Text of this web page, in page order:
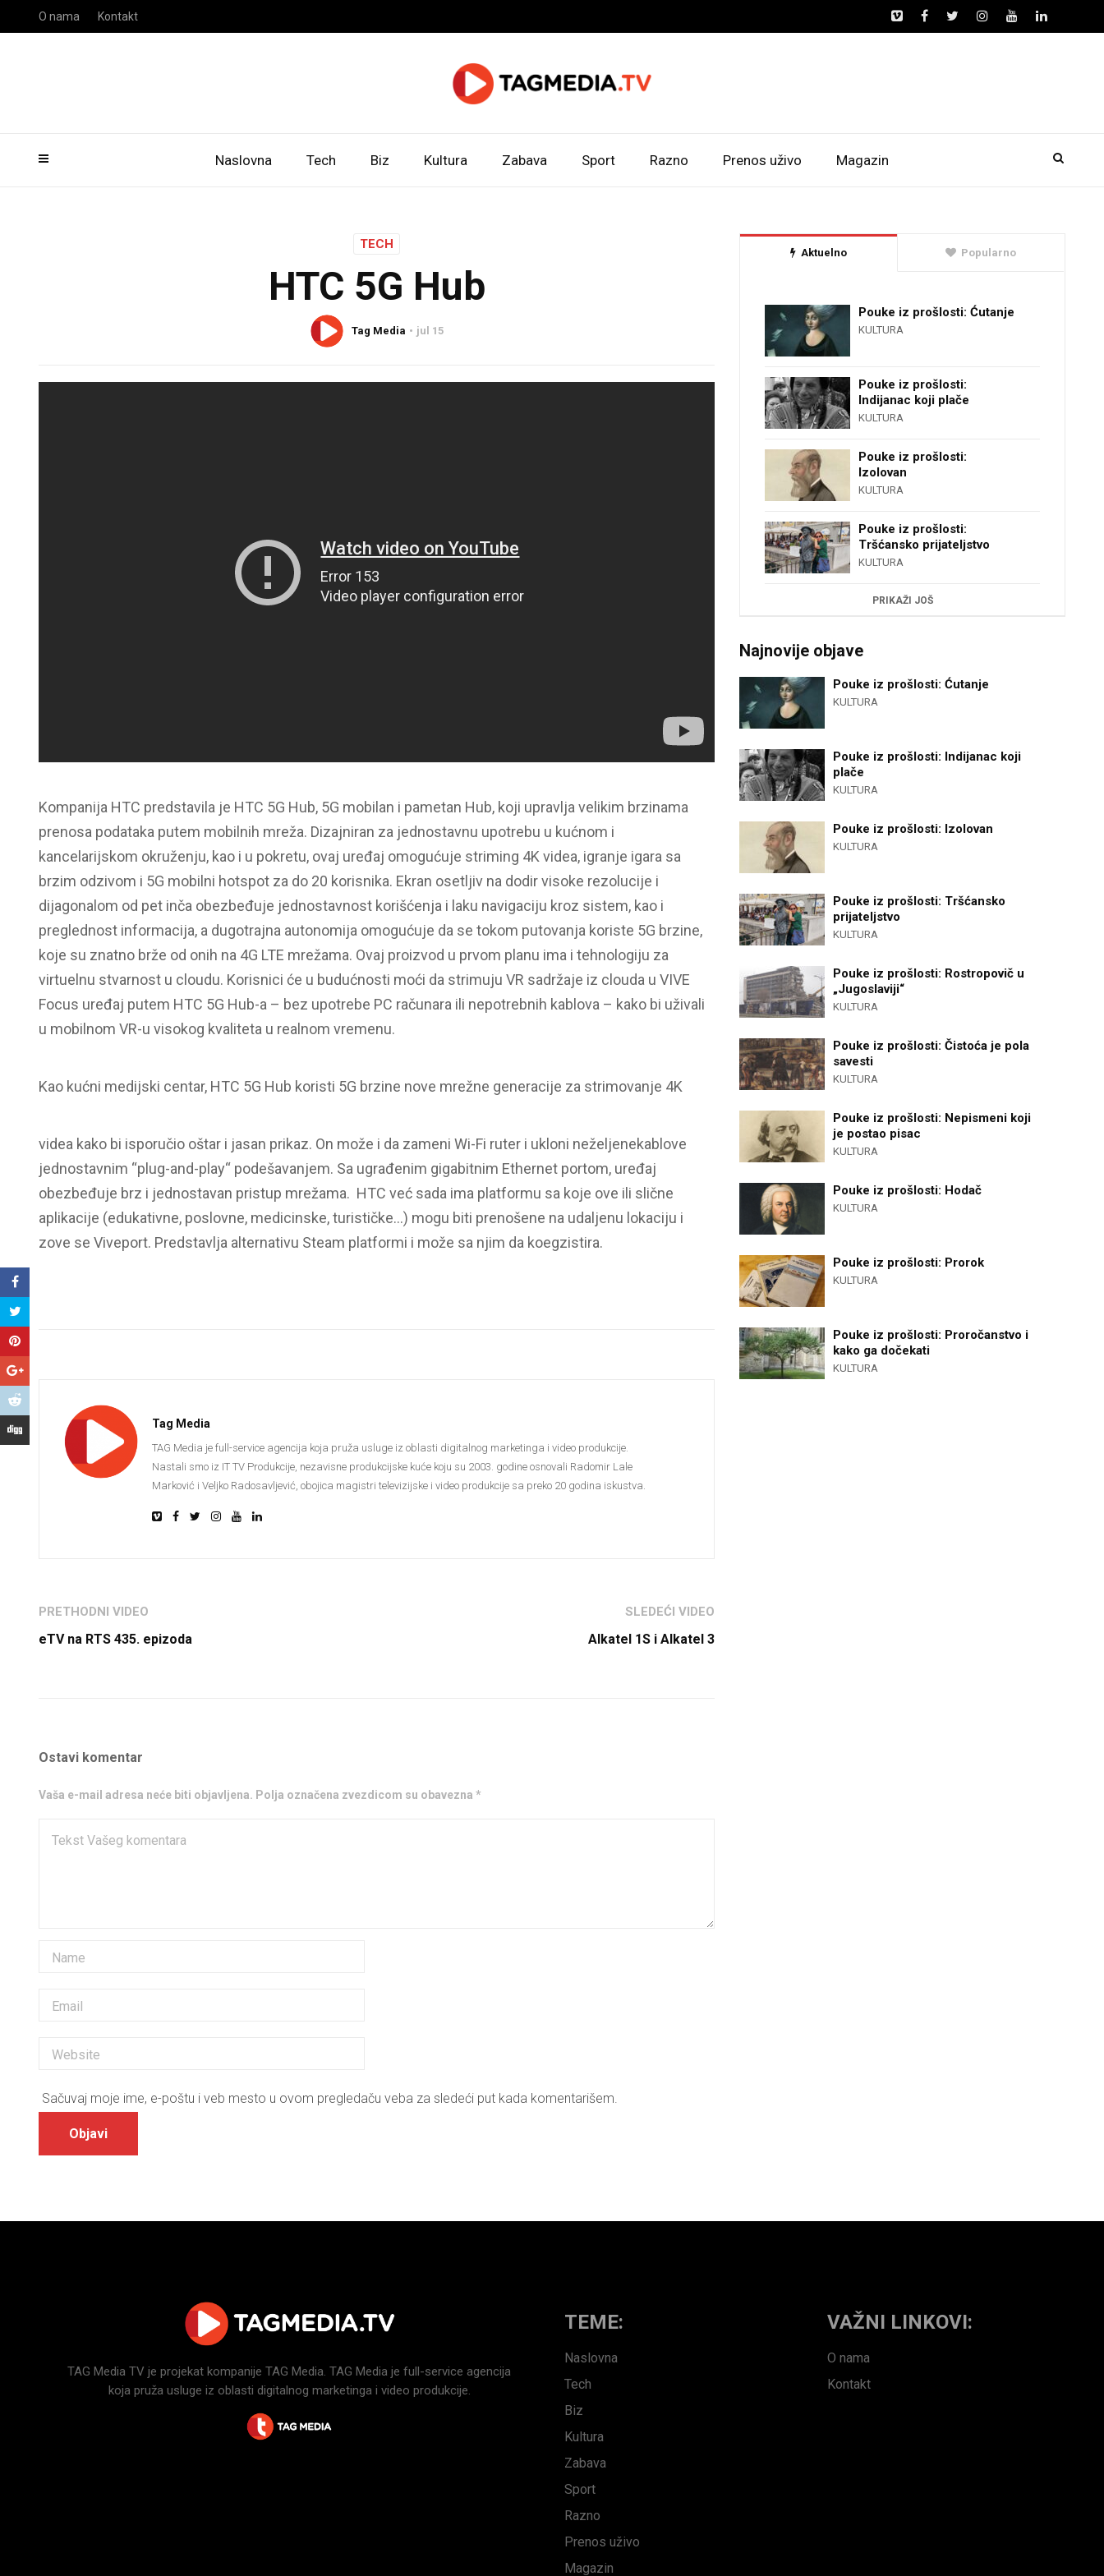
Naslovna Tech Biz Kultura Zabava Sport Razno Prenos uživo Magazin
O nama Kontakt
TECH
HTC 5G Hub
Tag Media jul 15
Kompanija HTC predstavila je HTC 5G Hub, 5G mobilan i pametan Hub, koji upravlja velikim brzinama
prenosa podataka putem mobilnih mreža. Dizajniran za jednostavnu upotrebu u kućnom i
kancelarijskom okruženju, kao i u pokretu, ovaj uređaj omogućuje striming 4K videa, igranje igara sa
brzim odzivom i 5G mobilni hotspot za do 20 korisnika. Ekran osetljiv na dodir visoke rezolucije i
dijagonalom od pet inča obezbeđuje jednostavnost korišćenja i laku navigaciju kroz sistem, kao i
preglednost informacija, a dugotrajna autonomija omogućuje da se tokom putovanja koriste 5G brzine,
koje su znatno brže od onih na 4G LTE mrežama. Ovaj proizvod u prvom planu ima i tehnologiju za
virtuelnu stvarnost u cloudu. Korisnici će u budućnosti moći da strimuju VR sadržaje iz clouda u VIVE
Focus uređaj putem HTC 5G Hub-a – bez upotrebe PC računara ili nepotrebnih kablova – kako bi uživali
u mobilnom VR-u visokog kvaliteta u realnom vremenu.
Kao kućni medijski centar, HTC 5G Hub koristi 5G brzine nove mrežne generacije za strimovanje 4K
videa kako bi isporučio oštar i jasan prikaz. On može i da zameni Wi-Fi ruter i ukloni neželjenekablove
jednostavnim “plug-and-play“ podešavanjem. Sa ugrađenim gigabitnim Ethernet portom, uređaj
obezbeđuje brz i jednostavan pristup mrežama. HTC već sada ima platformu sa koje ove ili slične
aplikacije (edukativne, poslovne, medicinske, turističke…) mogu biti prenošene na udaljenu lokaciju i
zove se Viveport. Predstavlja alternativu Steam platformi i može sa njim da koegzistira.
Tag Media
TAG Media je full-service agencija koja pruža usluge iz oblasti digitalnog marketinga i video produkcije.
Nastali smo iz IT TV Produkcije, nezavisne produkcijske kuće koju su 2003. godine osnovali Radomir Lale
Marković i Veljko Radosavljević, obojica magistri televizijske i video produkcije sa preko 20 godina iskustva.
PRETHODNI VIDEO
eTV na RTS 435. epizoda
SLEDEĆI VIDEO
Alkatel 1S i Alkatel 3
Ostavi komentar
Vaša e-mail adresa neće biti objavljena. Polja označena zvezdicom su obavezna *
Sačuvaj moje ime, e-poštu i veb mesto u ovom pregledaču veba za sledeći put kada komentarišem.
Aktuelno Popularno
Pouke iz prošlosti: Ćutanje
KULTURA
Pouke iz prošlosti:
Indijanac koji plače
KULTURA
Pouke iz prošlosti:
Izolovan
KULTURA
Pouke iz prošlosti:
Tršćansko prijateljstvo
KULTURA
PRIKAŽI JOŠ
Najnovije objave
Pouke iz prošlosti: Ćutanje
KULTURA
Pouke iz prošlosti: Indijanac koji
plače
KULTURA
Pouke iz prošlosti: Izolovan
KULTURA
Pouke iz prošlosti: Tršćansko
prijateljstvo
KULTURA
Pouke iz prošlosti: Rostropovič u
„Jugoslaviji“
KULTURA
Pouke iz prošlosti: Čistoća je pola
savesti
KULTURA
Pouke iz prošlosti: Nepismeni koji
je postao pisac
KULTURA
Pouke iz prošlosti: Hodač
KULTURA
Pouke iz prošlosti: Prorok
KULTURA
Pouke iz prošlosti: Proročanstvo i
kako ga dočekati
KULTURA
TAG Media TV je projekat kompanije TAG Media. TAG Media je full-service agencija
koja pruža usluge iz oblasti digitalnog marketinga i video produkcije.
TEME:
Naslovna
Tech
Biz
Kultura
Zabava
Sport
Razno
Prenos uživo
Magazin
VAŽNI LINKOVI:
O nama
Kontakt